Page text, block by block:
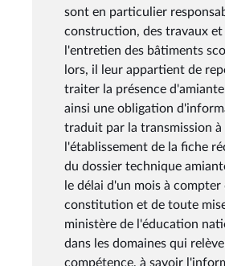
sont en particulier
construction, des travaux et
l'entretien des bâtiments
lors, il leur appartient de
traiter la présence
ainsi une obligation
traduit par la transmission à
l'établissement de la fiche
du dossier technique
le délai d'un mois à compter
constitution et de toute
ministère de l'éducation
dans les domaines qui
compétence, à savoir